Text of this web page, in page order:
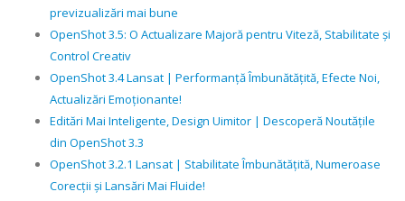
previzualizări mai bune
OpenShot 3.5: O Actualizare Majoră pentru Viteză, Stabilitate și
Control Creativ
OpenShot 3.4 Lansat | Performanță Îmbunătățită, Efecte Noi,
Actualizări Emoționante!
Editări Mai Inteligente, Design Uimitor | Descoperă Noutățile
din OpenShot 3.3
OpenShot 3.2.1 Lansat | Stabilitate Îmbunătățită, Numeroase
Corecții și Lansări Mai Fluide!